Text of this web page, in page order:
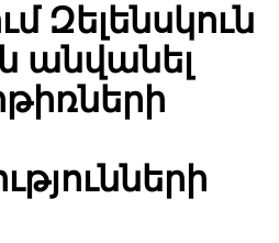
Զելենսկուն
անվանել